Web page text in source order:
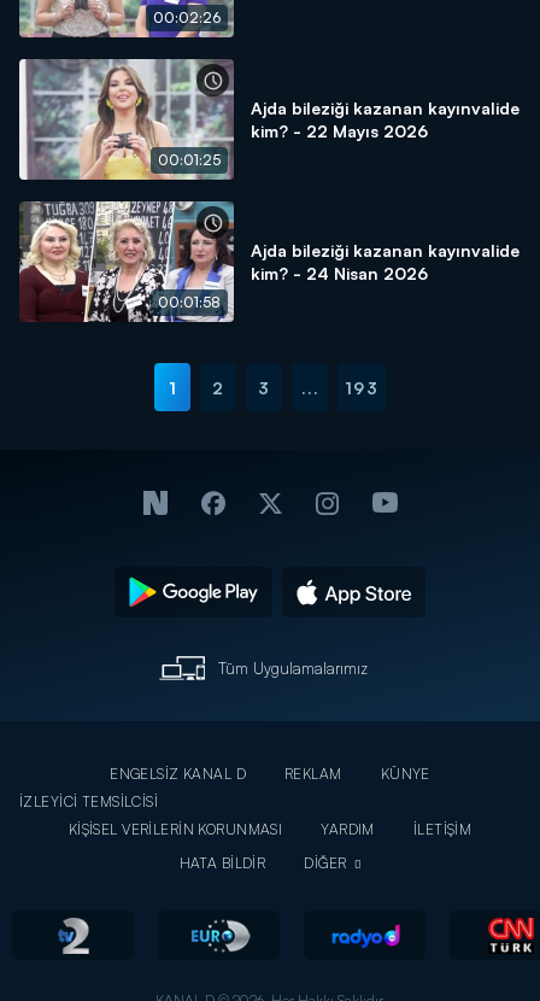
00:02:26
00:01:25
Ajda bileziği kazanan kayınvalide
kim? - 22 Mayıs 2026
00:01:58
Ajda bileziği kazanan kayınvalide
kim? - 24 Nisan 2026
1 2 3 ... 193
Tüm Uygulamalarımız
ENGELSİZ KANAL D REKLAM
KÜNYE
İZLEYİCİ TEMSİLCİSİ
KİŞİSEL VERİLERİN KORUNMASI
YARDIM
İLETİŞİM
HATA BİLDİR
DİĞER